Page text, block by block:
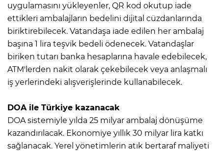
uygulamasını yükleyenler, QR kod okutup iade
ettikleri ambalajların bedelini dijital cüzdanlarında
biriktirebilecek. Vatandaşa iade edilen her ambalaj
başına 1 lira teşvik bedeli ödenecek. Vatandaşlar
biriken tutarı banka hesaplarına havale edebilecek,
ATM'lerden nakit olarak çekebilecek veya anlaşmalı
iş yerlerindeki alışverişlerinde kullanabilecek.
DOA ile Türkiye kazanacak
DOA sistemiyle yılda 25 milyar ambalaj dönüşüme
kazandırılacak. Ekonomiye yıllık 30 milyar lira katkı
sağlanacak. Yerel yönetimlerin atık bertaraf maliyeti